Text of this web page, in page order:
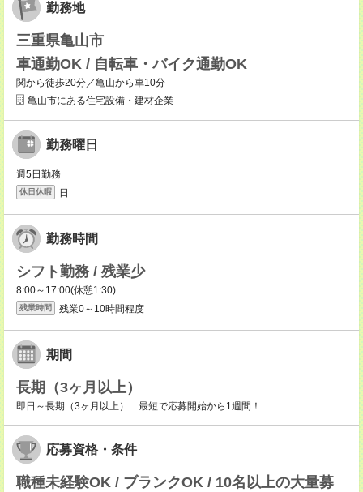
勤務地
三重県亀山市
車通勤OK / 自転車・バイク通勤OK
関から徒歩20分／亀山から車10分
亀山市にある住宅設備・建材企業
勤務曜日
週5日勤務
休日休暇 日
勤務時間
シフト勤務 / 残業少
8:00～17:00(休憩1:30)
残業時間 残業0～10時間程度
期間
長期（3ヶ月以上）
即日～長期（3ヶ月以上） 最短で応募開始から1週間！
応募資格・条件
職種未経験OK / ブランクOK / 10名以上の大量募